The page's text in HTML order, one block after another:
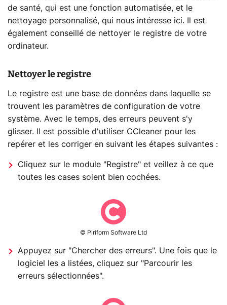
de santé, qui est une fonction automatisée, et le
nettoyage personnalisé, qui nous intéresse ici. Il est
également conseillé de nettoyer le registre de votre
ordinateur.
Nettoyer le registre
Le registre est une base de données dans laquelle se
trouvent les paramètres de configuration de votre
système. Avec le temps, des erreurs peuvent s'y
glisser. Il est possible d'utiliser CCleaner pour les
repérer et les corriger en suivant les étapes suivantes :
Cliquez sur le module "Registre" et veillez à ce que
toutes les cases soient bien cochées.
© Piriform Software Ltd
Appuyez sur "Chercher des erreurs". Une fois que le
logiciel les a listées, cliquez sur "Parcourir les
erreurs sélectionnées".